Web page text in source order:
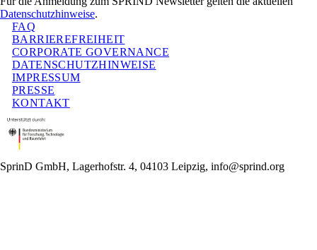
Datenschutzhinweise.
FAQ
BARRIEREFREIHEIT
CORPORATE GOVERNANCE
DATENSCHUTZHINWEISE
IMPRESSUM
PRESSE
KONTAKT
SprinD GmbH, Lagerhofstr. 4, 04103 Leipzig, info@sprind.org